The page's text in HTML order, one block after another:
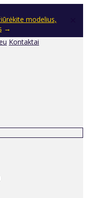
modelius,
→
Kontaktai